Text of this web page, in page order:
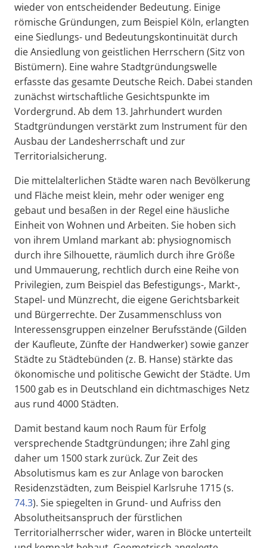
wieder von entscheidender Bedeutung. Einige
römische Gründungen, zum Beispiel Köln, erlangten
eine Siedlungs- und Bedeutungskontinuität durch
die Ansiedlung von geistlichen Herrschern (Sitz von
Bistümern). Eine wahre Stadtgründungswelle
erfasste das gesamte Deutsche Reich. Dabei standen
zunächst wirtschaftliche Gesichtspunkte im
Vordergrund. Ab dem 13. Jahrhundert wurden
Stadtgründungen verstärkt zum Instrument für den
Ausbau der Landesherrschaft und zur
Territorialsicherung.
Die mittelalterlichen Städte waren nach Bevölkerung
und Fläche meist klein, mehr oder weniger eng
gebaut und besaßen in der Regel eine häusliche
Einheit von Wohnen und Arbeiten. Sie hoben sich
von ihrem Umland markant ab: physiognomisch
durch ihre Silhouette, räumlich durch ihre Größe
und Ummauerung, rechtlich durch eine Reihe von
Privilegien, zum Beispiel das Befestigungs-, Markt-,
Stapel- und Münzrecht, die eigene Gerichtsbarkeit
und Bürgerrechte. Der Zusammenschluss von
Interessensgruppen einzelner Berufsstände (Gilden
der Kaufleute, Zünfte der Handwerker) sowie ganzer
Städte zu Städtebünden (z. B. Hanse) stärkte das
ökonomische und politische Gewicht der Städte. Um
1500 gab es in Deutschland ein dichtmaschiges Netz
aus rund 4000 Städten.
Damit bestand kaum noch Raum für Erfolg
versprechende Stadtgründungen; ihre Zahl ging
daher um 1500 stark zurück. Zur Zeit des
Absolutismus kam es zur Anlage von barocken
Residenzstädten, zum Beispiel Karlsruhe 1715 (s.
74.3). Sie spiegelten in Grund- und Aufriss den
Absolutheitsanspruch der fürstlichen
Territorialherrscher wider, waren in Blöcke unterteilt